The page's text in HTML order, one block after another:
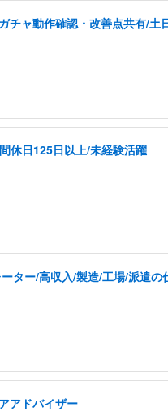
チャ動作確認・改善点共有/土
休日125日以上/未経験活躍
ター/高収入/製造/工場/派遣の
アドバイザー